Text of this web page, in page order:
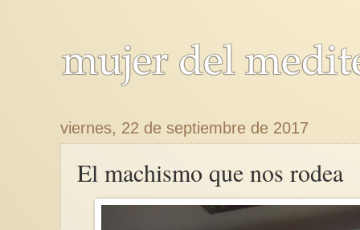
viernes, 22 de septiembre de 2017
El machismo que nos rodea